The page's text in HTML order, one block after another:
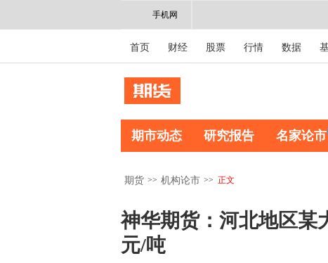
手机网
首页 财经 股票 行情 数据
期市动态 研究报告 名家论市
期货 >> 机构论市 >> 正文
神华期货：河北地区某
元/吨